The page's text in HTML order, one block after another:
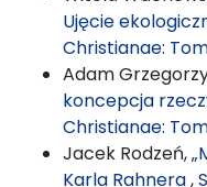
Ujęcie
Christianae:
Adam
koncepcja
Christianae:
Jacek Rodzeń,
Karla Rahnera,